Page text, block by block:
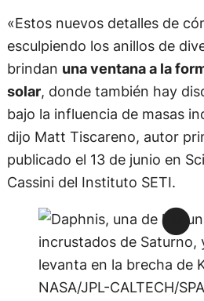
«Estos nuevos detalles de
esculpiendo los anillos de
brindan una ventana a la
solar, donde también hay
bajo la influencia de masas
dijo Matt Tiscareno, autor
publicado el 13 de junio en
Cassini del Instituto SETI.